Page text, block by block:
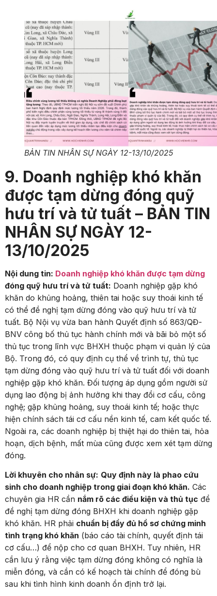
BẢN TIN NHÂN SỰ NGÀY 12-13/10/2025
9. Doanh nghiệp khó khăn
được tạm dừng đóng quỹ
hưu trí và tử tuất – BẢN TIN
NHÂN SỰ NGÀY 12-
13/10/2025
Nội dung tin: Doanh nghiệp khó khăn được tạm dừng
đóng quỹ hưu trí và tử tuất: Doanh nghiệp gặp khó
khăn do khủng hoảng, thiên tai hoặc suy thoái kinh tế
có thể đề nghị tạm dừng đóng vào quỹ hưu trí và tử
tuất. Bộ Nội vụ vừa ban hành Quyết định số 863/QĐ-
BNV công bố thủ tục hành chính mới và bãi bỏ một số
thủ tục trong lĩnh vực BHXH thuộc phạm vi quản lý của
Bộ. Trong đó, có quy định cụ thể về trình tự, thủ tục
tạm dừng đóng vào quỹ hưu trí và tử tuất đối với doanh
nghiệp gặp khó khăn. Đối tượng áp dụng gồm người sử
dụng lao động bị ảnh hưởng khi thay đổi cơ cấu, công
nghệ; gặp khủng hoảng, suy thoái kinh tế; hoặc thực
hiện chính sách tái cơ cấu nền kinh tế, cam kết quốc tế.
Ngoài ra, các doanh nghiệp bị thiệt hại do thiên tai, hỏa
hoạn, dịch bệnh, mất mùa cũng được xem xét tạm dừng
đóng.
Lời khuyên cho nhân sự: Quy định này là phao cứu
sinh cho doanh nghiệp trong giai đoạn khó khăn. Các
chuyên gia HR cần nắm rõ các điều kiện và thủ tục để
đề nghị tạm dừng đóng BHXH khi doanh nghiệp gặp
khó khăn. HR phải chuẩn bị đầy đủ hồ sơ chứng minh
tình trạng khó khăn (báo cáo tài chính, quyết định tái
cơ cấu…) để nộp cho cơ quan BHXH. Tuy nhiên, HR
cần lưu ý rằng việc tạm dừng đóng không có nghĩa là
miễn đóng, và cần có kế hoạch tài chính để đóng bù
sau khi tình hình kinh doanh ổn định trở lại.